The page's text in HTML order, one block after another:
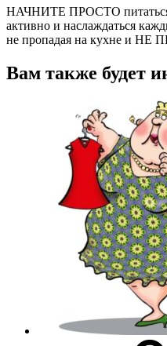
НАЧНИТЕ ПРОСТО питаться
активно и наслаждаться
не пропадая на кухне и
Вам также будет